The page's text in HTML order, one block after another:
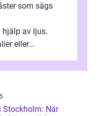
som sägs
hjälp av ljus.
eller
Stockholm: När